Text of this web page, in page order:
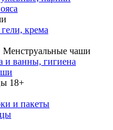
крема
Менструальные чаши
и ванны, гигиена
18+
и пакеты